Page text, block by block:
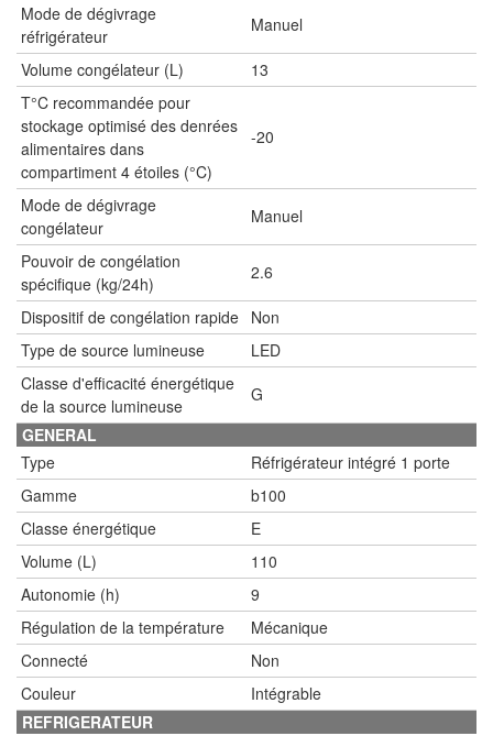
Mode de dégivrage
réfrigérateur
Manuel
Volume congélateur (L)
13
T°C recommandée pour
stockage optimisé des denrées
alimentaires dans
compartiment 4 étoiles (°C)
-20
Mode de dégivrage
congélateur
Manuel
Pouvoir de congélation
spécifique (kg/24h)
2.6
Dispositif de congélation rapide Non
Type de source lumineuse
LED
Classe d'efficacité énergétique
de la source lumineuse
G
GENERAL
Type
Réfrigérateur intégré 1 porte
Gamme
b100
Classe énergétique
E
Volume (L)
110
Autonomie (h)
9
Régulation de la température
Mécanique
Connecté
Non
Couleur
Intégrable
REFRIGERATEUR